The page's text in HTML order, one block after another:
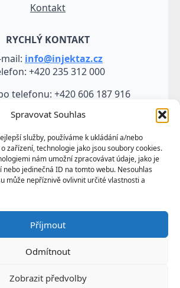
Spravovat Souhlas
služby, používáme k ukládání a/nebo
zařízení, technologie jako jsou soubory cookies.
nám umožní zpracovávat údaje, jako je
jedinečná ID na tomto webu. Nesouhlas
může nepříznivě ovlivnit určité vlastnosti a
Příjmout
Odmítnout
Zobrazit předvolby
Kontakt
RYCHLÝ KONTAKT
mail: info@injektaz.cz
+420 235 312 000
telefonu: +420 606 187 916
texty a fotografie uvedené na
stránkách jsou výtvorem a
TRUMF sanace s.r.o.
know-how a jako takové požívají
duševní vlastnictví.